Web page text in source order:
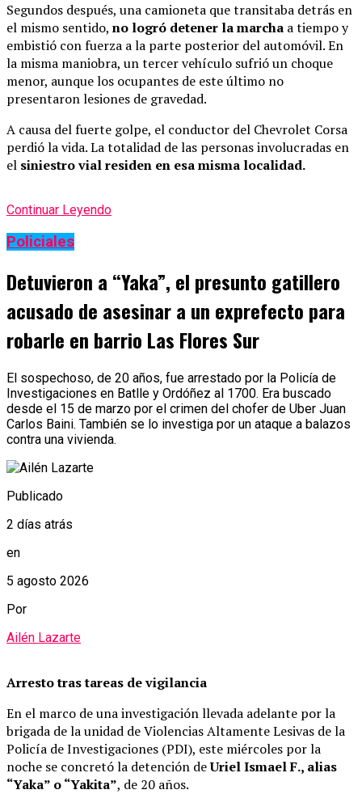
Segundos después, una camioneta que transitaba detrás en
el mismo sentido, no logró detener la marcha a tiempo y
embistió con fuerza a la parte posterior del automóvil. En
la misma maniobra, un tercer vehículo sufrió un choque
menor, aunque los ocupantes de este último no
presentaron lesiones de gravedad.
A causa del fuerte golpe, el conductor del Chevrolet Corsa
perdió la vida. La totalidad de las personas involucradas en
el siniestro vial residen en esa misma localidad.
Continuar Leyendo
Policiales
Detuvieron a “Yaka”, el presunto gatillero
acusado de asesinar a un exprefecto para
robarle en barrio Las Flores Sur
El sospechoso, de 20 años, fue arrestado por la Policía de
Investigaciones en Batlle y Ordóñez al 1700. Era buscado
desde el 15 de marzo por el crimen del chofer de Uber Juan
Carlos Baini. También se lo investiga por un ataque a balazos
contra una vivienda.
Publicado
2 días atrás
en
5 agosto 2026
Por
Ailén Lazarte
Arresto tras tareas de vigilancia
En el marco de una investigación llevada adelante por la
brigada de la unidad de Violencias Altamente Lesivas de la
Policía de Investigaciones (PDI), este miércoles por la
noche se concretó la detención deUriel Ismael F., alias
“Yaka” o “Yakita”, de 20 años.